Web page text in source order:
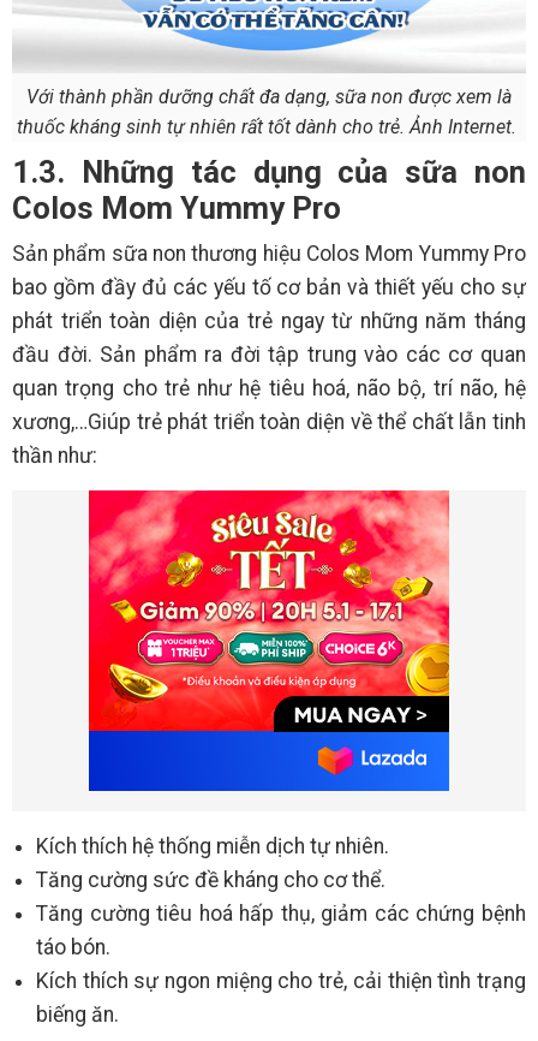
Với thành phần dưỡng chất đa dạng, sữa non được xem là
thuốc kháng sinh tự nhiên rất tốt dành cho trẻ. Ảnh Internet.
1.3. Những tác dụng của sữa non
Colos Mom Yummy Pro
Sản phẩm sữa non thương hiệu Colos Mom Yummy Pro
bao gồm đầy đủ các yếu tố cơ bản và thiết yếu cho sự
phát triển toàn diện của trẻ ngay từ những năm tháng
đầu đời. Sản phẩm ra đời tập trung vào các cơ quan
quan trọng cho trẻ như hệ tiêu hoá, não bộ, trí não, hệ
xương,…Giúp trẻ phát triển toàn diện về thể chất lẫn tinh
thần như:
Kích thích hệ thống miễn dịch tự nhiên.
Tăng cường sức đề kháng cho cơ thể.
Tăng cường tiêu hoá hấp thụ, giảm các chứng bệnh
táo bón.
Kích thích sự ngon miệng cho trẻ, cải thiện tình trạng
biếng ăn.